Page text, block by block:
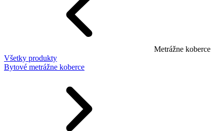
Metrážne koberce
Všetky produkty
Bytové metrážne koberce